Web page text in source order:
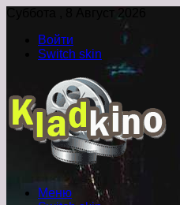
Суббота , 8 Август 2026
Войти
Switch skin
Меню